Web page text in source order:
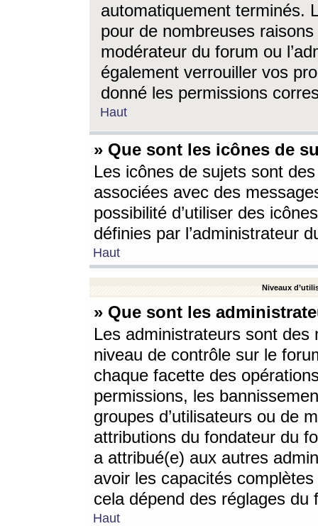
automatiquement terminés.
pour de nombreuses
modérateur du forum ou
également verrouiller vos
donné les permissions
Haut
» Que sont les icônes de
Les icônes de sujets sont
associées avec des
possibilité d’utiliser des
définies par l’administrateur
Haut
Niveaux
» Que sont les
Les administrateurs sont
niveau de contrôle sur le
chaque facette des
permissions, les
groupes d’utilisateurs ou de
attributions du fondateur du
a attribué(e) aux autres
avoir les capacités
cela dépend des réglages du
Haut